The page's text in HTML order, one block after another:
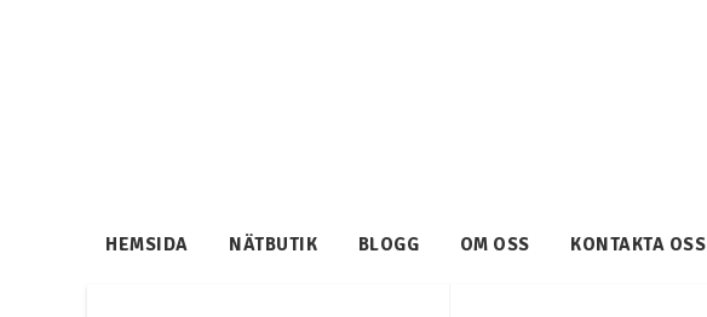
HEMSIDA NÄTBUTIK BLOGG OM OSS KONTAKTA OSS